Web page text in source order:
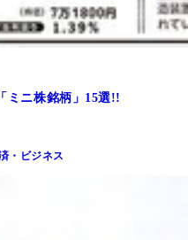
ミニ株銘柄」15選!!
・ビジネス